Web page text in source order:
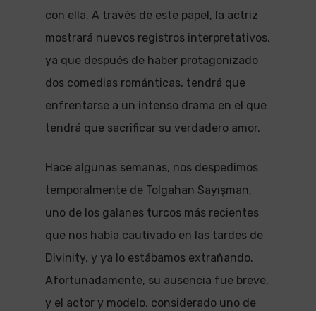
con ella. A través de este papel, la actriz
mostrará nuevos registros interpretativos,
ya que después de haber protagonizado
dos comedias románticas, tendrá que
enfrentarse a un intenso drama en el que
tendrá que sacrificar su verdadero amor.
Hace algunas semanas, nos despedimos
temporalmente de Tolgahan Sayışman,
uno de los galanes turcos más recientes
que nos había cautivado en las tardes de
Divinity, y ya lo estábamos extrañando.
Afortunadamente, su ausencia fue breve,
y el actor y modelo, considerado uno de